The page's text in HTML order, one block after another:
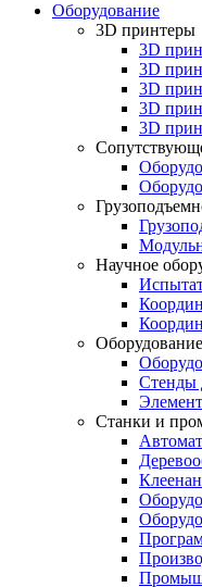
Оборудование
3D принтеры
3D
3D
3D
3D
3D
Научное
Стенды
Станки и